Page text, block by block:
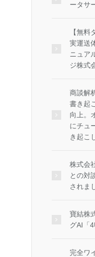
ータサ
【無
実運送
ニュア
ジ株式
商談解
書き起
向上。
にチュ
き起こ
株式会
との対
されま
寶結株
グAI「
完全ワ